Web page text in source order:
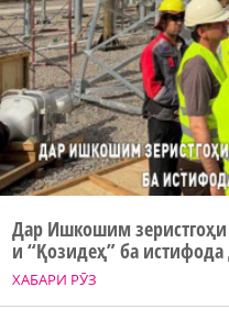
ХАБАРИ РӮЗ
Дар Ишкошим зеристгоҳи
и “Қозидеҳ” ба